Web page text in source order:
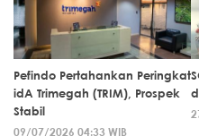
Pefindo Pertahankan Peringkat
idA Trimegah (TRIM), Prospek
Stabil
09/07/2026 04:33 WIB